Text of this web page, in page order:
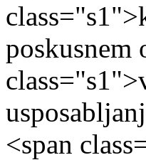
poskusnem
<span